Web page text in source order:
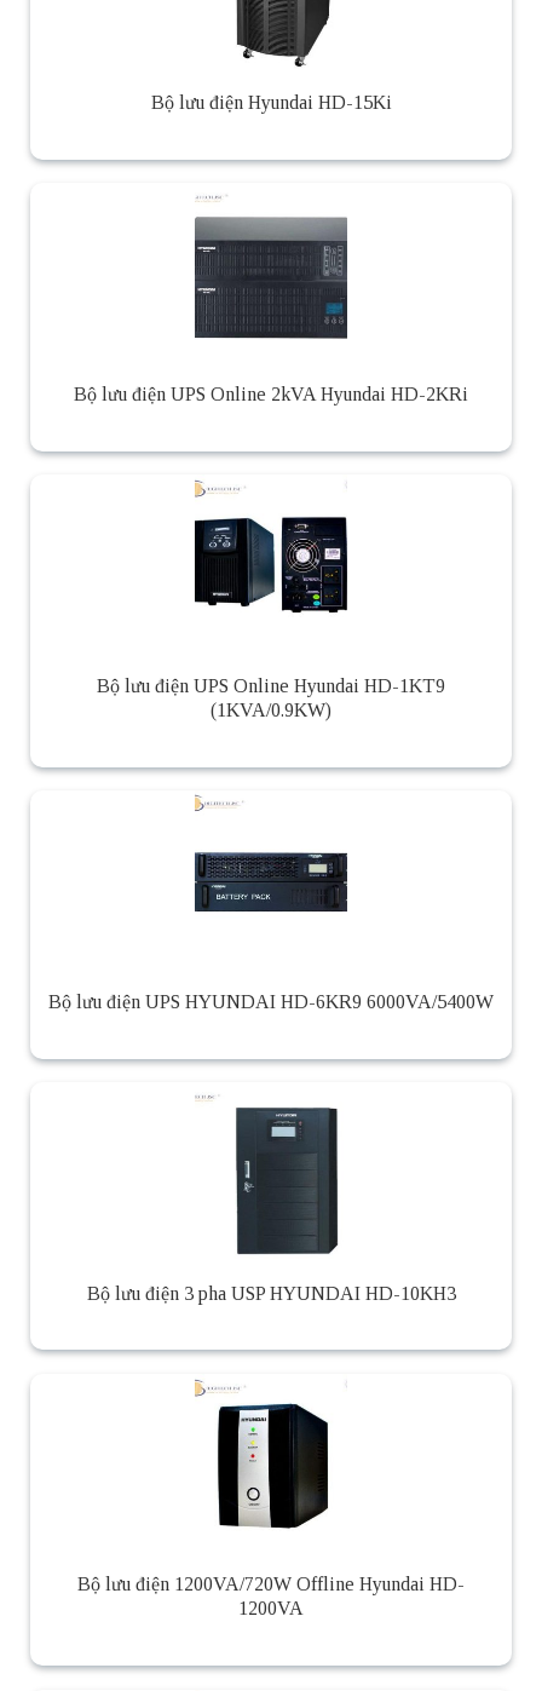
Bộ lưu điện Hyundai HD-15Ki
Bộ lưu điện UPS Online 2kVA Hyundai HD-2KRi
Bộ lưu điện UPS Online Hyundai HD-1KT9
(1KVA/0.9KW)
Bộ lưu điện UPS HYUNDAI HD-6KR9 6000VA/5400W
Bộ lưu điện 3 pha USP HYUNDAI HD-10KH3
Bộ lưu điện 1200VA/720W Offline Hyundai HD-
1200VA